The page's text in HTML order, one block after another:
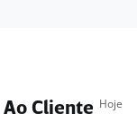
Cliente Hoje